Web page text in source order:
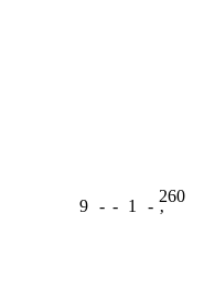
9 - - 1 -
260
ʼ